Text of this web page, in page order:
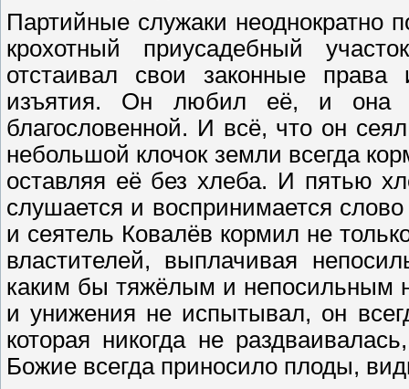
Партийные служаки неоднократно
крохотный приусадебный
отстаивал свои законные
изъятия. Он любил её, и она
благословенной. И всё, что он
небольшой клочок земли всегда
оставляя её без хлеба. И пятью
слушается и воспринимается
и сеятель Ковалёв кормил не
властителей, выплачивая
каким бы тяжёлым и непосильным
и унижения не испытывал, он
которая никогда не
Божие всегда приносило плоды,